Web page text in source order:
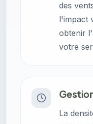
des
l'impact
obtenir
votre
La